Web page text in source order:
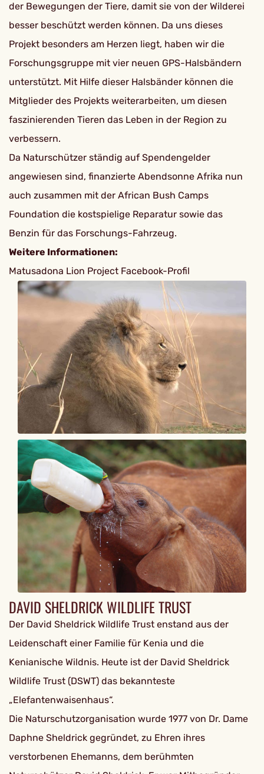
der Bewegungen der Tiere, damit sie von der Wilderei
besser beschützt werden können. Da uns dieses
Projekt besonders am Herzen liegt, haben wir die
Forschungsgruppe mit vier neuen GPS-Halsbändern
unterstützt. Mit Hilfe dieser Halsbänder können die
Mitglieder des Projekts weiterarbeiten, um diesen
faszinierenden Tieren das Leben in der Region zu
verbessern.
Da Naturschützer ständig auf Spendengelder
angewiesen sind, finanzierte Abendsonne Afrika nun
auch zusammen mit der African Bush Camps
Foundation die kostspielige Reparatur sowie das
Benzin für das Forschungs-Fahrzeug.
Weitere Informationen:
Matusadona Lion Project Facebook-Profil
DAVID SHELDRICK WILDLIFE TRUST
Der David Sheldrick Wildlife Trust enstand aus der
Leidenschaft einer Familie für Kenia und die
Kenianische Wildnis. Heute ist der David Sheldrick
Wildlife Trust (DSWT) das bekannteste
„Elefantenwaisenhaus“.
Die Naturschutzorganisation wurde 1977 von Dr. Dame
Daphne Sheldrick gegründet, zu Ehren ihres
verstorbenen Ehemanns, dem berühmten